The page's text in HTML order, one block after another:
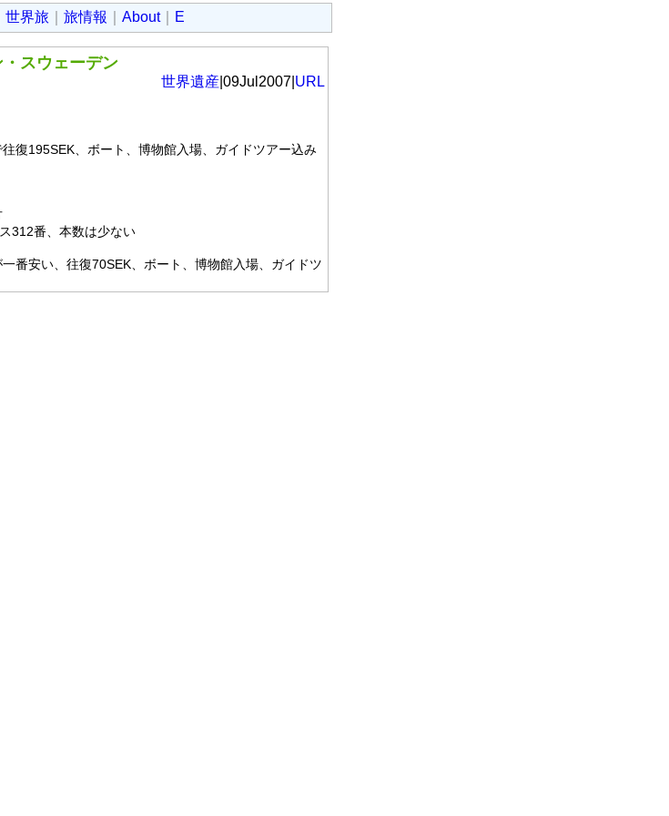
世界旅 旅情報 About｜ E
スウェーデン
世界遺産 |09Jul2007| URL
復195SEK、ボート、博物館入場、ガイドツアー込み
312番、本数は少ない
番安い、往復70SEK、ボート、博物館入場、ガイドツ